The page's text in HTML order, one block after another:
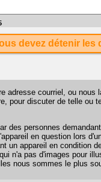
devez détenir
adresse courriel, ou
pour discuter de telle ou
des personnes
en question lors
un appareil en condition
n'a pas d'images pour
nous sommes le plus